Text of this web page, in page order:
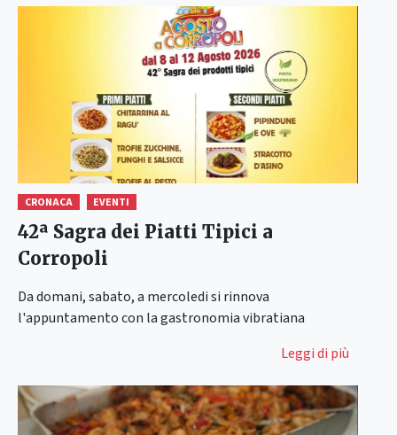
CRONACA EVENTI
42ª Sagra dei Piatti Tipici a
Corropoli
Da domani, sabato, a mercoledi si rinnova
l'appuntamento con la gastronomia vibratiana
Leggi di più